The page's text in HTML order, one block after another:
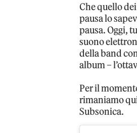
Che quello
pausa lo
pausa. Oggi,
suono
della band
album –
Per il
rimaniamo
Subsonica.